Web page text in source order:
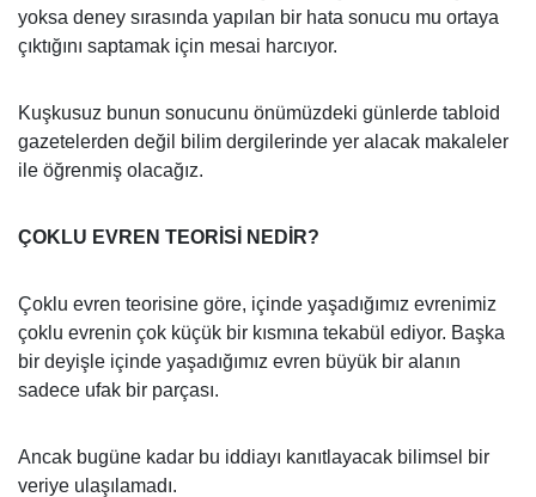
yoksa deney sırasında yapılan bir hata sonucu mu ortaya
çıktığını saptamak için mesai harcıyor.
Kuşkusuz bunun sonucunu önümüzdeki günlerde tabloid
gazetelerden değil bilim dergilerinde yer alacak makaleler
ile öğrenmiş olacağız.
ÇOKLU EVREN TEORİSİ NEDİR?
Çoklu evren teorisine göre, içinde yaşadığımız evrenimiz
çoklu evrenin çok küçük bir kısmına tekabül ediyor. Başka
bir deyişle içinde yaşadığımız evren büyük bir alanın
sadece ufak bir parçası.
Ancak bugüne kadar bu iddiayı kanıtlayacak bilimsel bir
veriye ulaşılamadı.